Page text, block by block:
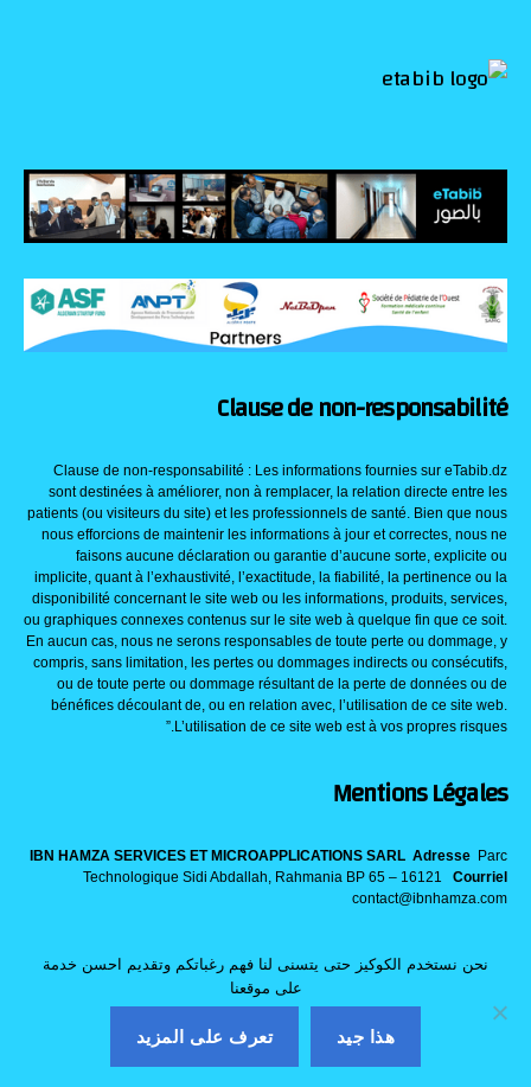
Clause de non-responsabilité
Clause de non-responsabilité : Les informations fournies sur eTabib.dz
sont destinées à améliorer, non à remplacer, la relation directe entre les
patients (ou visiteurs du site) et les professionnels de santé. Bien que nous
nous efforcions de maintenir les informations à jour et correctes, nous ne
faisons aucune déclaration ou garantie d’aucune sorte, explicite ou
implicite, quant à l’exhaustivité, l’exactitude, la fiabilité, la pertinence ou la
disponibilité concernant le site web ou les informations, produits, services,
ou graphiques connexes contenus sur le site web à quelque fin que ce soit.
En aucun cas, nous ne serons responsables de toute perte ou dommage, y
compris, sans limitation, les pertes ou dommages indirects ou consécutifs,
ou de toute perte ou dommage résultant de la perte de données ou de
bénéfices découlant de, ou en relation avec, l’utilisation de ce site web.
L’utilisation de ce site web est à vos propres risques.”
Mentions Légales
IBN HAMZA SERVICES ET MICROAPPLICATIONS SARL Adresse Parc
Technologique Sidi Abdallah, Rahmania BP 65 – 16121 Courriel
contact@ibnhamza.com
© 2026
eTabib |
نحن نستخدم الكوكيز حتى يتسنى لنا فهم رغباتكم وتقديم احسن خدمة
على موقعنا
هذا جيد تعرف على المزيد